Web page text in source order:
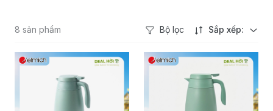
8 sản phẩm Bộ lọc Sắp xếp: